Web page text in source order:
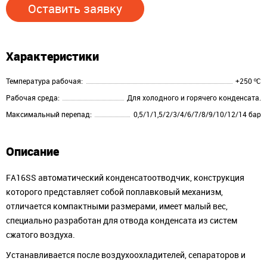
Оставить заявку
Характеристики
Температура рабочая:
+250 ºC
Рабочая среда:
Для холодного и горячего конденсата.
Максимальный перепад:
0,5/1/1,5/2/3/4/6/7/8/9/10/12/14 бар
Описание
FA16SS автоматический конденсатоотводчик, конструкция
которого представляет собой поплавковый механизм,
отличается компактными размерами, имеет малый вес,
специально разработан для отвода конденсата из систем
сжатого воздуха.
Устанавливается после воздухоохладителей, сепараторов и